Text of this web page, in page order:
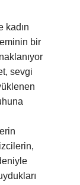
kadın
bir
sevgi